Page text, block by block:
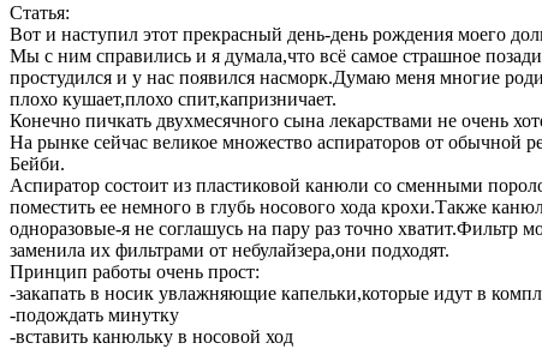
Статья:
Вот и наступил этот прекрасный день-день рождения моего
Мы с ним справились и я думала,что всё самое страшное
простудился и у нас появился насморк.Думаю меня многие
плохо кушает,плохо спит,капризничает.
Конечно пичкать двухмесячного сына лекарствами не очень
На рынке сейчас великое множество аспираторов от обычной
Бейби.
Аспиратор состоит из пластиковой канюли со сменными
поместить ее немного в глубь носового хода крохи.Также
одноразовые-я не соглашусь на пару раз точно
заменила их фильтрами от небулайзера,они подходят.
Принцип работы очень прост:
-закапать в носик увлажняющие капельки,которые идут в
-подождать минутку
-вставить канюльку в носовой ход